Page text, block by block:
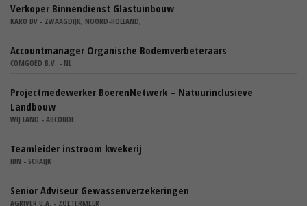
Verkoper Binnendienst Glastuinbouw
KARO BV - ZWAAGDIJK, NOORD-HOLLAND,
Accountmanager Organische Bodemverbeteraars
COMGOED B.V. - NL
Projectmedewerker BoerenNetwerk – Natuurinclusieve
Landbouw
WIJ.LAND - ABCOUDE
Teamleider instroom kwekerij
IBN - SCHAIJK
Senior Adviseur Gewassenverzekeringen
AGRIVER U.A. - ZOETERMEER